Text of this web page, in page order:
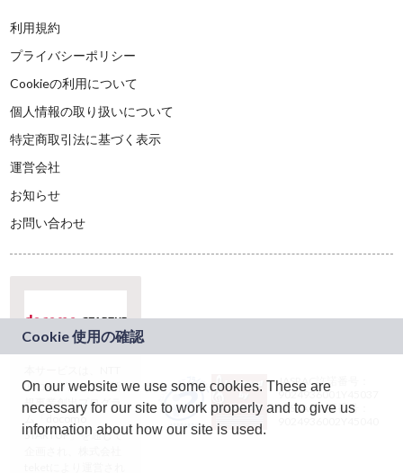
利用規約
プライバシーポリシー
Cookieの利用について
個人情報の取り扱いについて
特定商取引法に基づく表示
運営会社
お知らせ
お問い合わせ
ドコモグループの新
規事業創出プログラ
ム「docomo
STARTUP」を通じて
JASRAC許諾番号：
9024936001Y45037
JASRAC許諾番号：
On our website we use some cookies. These are
necessary for our site to work properly and to give us
information about how our site is used.